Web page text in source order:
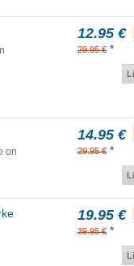
12.95 €
29.95 € *
on
14.95 €
29.95 € *
19.95 €
39.95 € *